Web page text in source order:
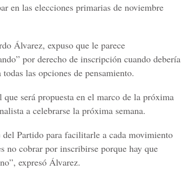
en las elecciones primarias de noviembre
Álvarez, expuso que le parece
por derecho de inscripción cuando debería
las opciones de pensamiento.
será propuesta en el marco de la próxima
a celebrarse la próxima semana.
del Partido para facilitarle a cada movimiento
no cobrar por inscribirse porque hay que
expresó Álvarez.